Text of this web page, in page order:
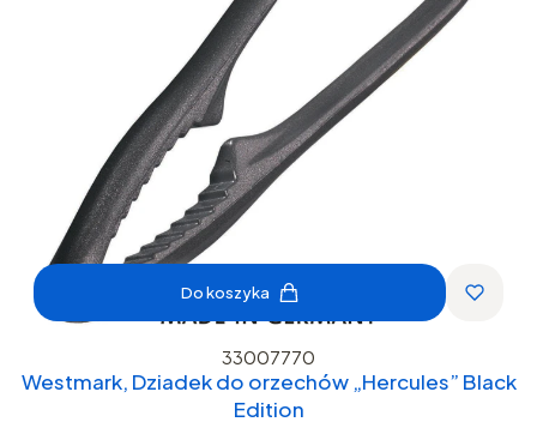
Do koszyka
33007770
Westmark, Dziadek do orzechów „Hercules” Black
Edition